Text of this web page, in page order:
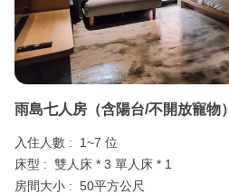
雨島七人房（含陽台/不開放寵物）
入住人數 :
1~7 位
床型 : 雙人床 * 3 單人床 * 1
房間大小 : 50平方公尺